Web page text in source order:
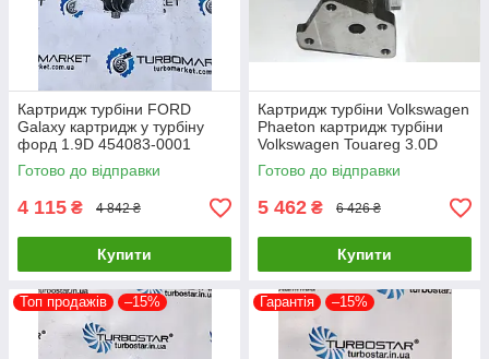
Картридж турбіни FORD
Galaxy картридж у турбіну
форд 1.9D 454083-0001
454065-0002 454082-0001
454097-1
Готово до відправки
4 115 ₴ 4 842 ₴
Купити
Картридж турбіни Volkswagen
Phaeton картридж турбіни
Volkswagen Touareg 3.0D
53049700050 53049700054
Готово до відправки
5 462 ₴ 6 426 ₴
Купити
Топ продажів –15% Гарантія –15%